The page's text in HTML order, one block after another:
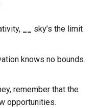
sky’s the limit
knows no bounds.
remember that the
opportunities.